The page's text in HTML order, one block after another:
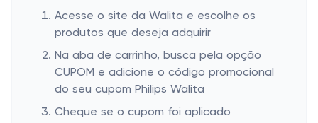
Acesse o site da Walita e escolhe os
produtos que deseja adquirir
Na aba de carrinho, busca pela opção
CUPOM e adicione o código promocional
do seu cupom Philips Walita
Cheque se o cupom foi aplicado